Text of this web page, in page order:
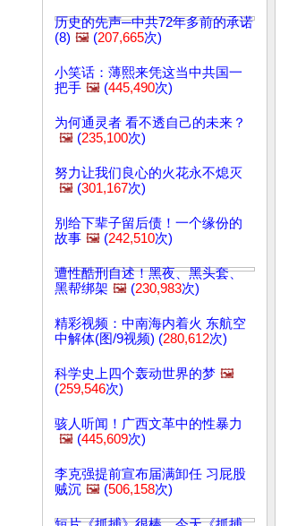
历史的先声─中共72年多前的承诺
(8) 🖼️ (207,665次)
小笑话：薄熙来凭这当中共国一
把手 🖼️ (445,490次)
为何通灵者 看不透自己的未来？
🖼️ (235,100次)
努力让我们良心的火花永不熄灭
🖼️ (301,167次)
别给下辈子留后债！一个缘份的
故事 🖼️ (242,510次)
遭性酷刑自述！黑夜、黑头套、
黑帮绑架 🖼️ (230,983次)
精彩视频：中南海内着火 东航空
中解体(图/9视频) (280,612次)
科学史上四个轰动世界的梦 🖼️
(259,546次)
骇人听闻！广西文革中的性暴力
🖼️ (445,609次)
李克强提前宣布届满卸任 习屁股
贼沉 🖼️ (506,158次)